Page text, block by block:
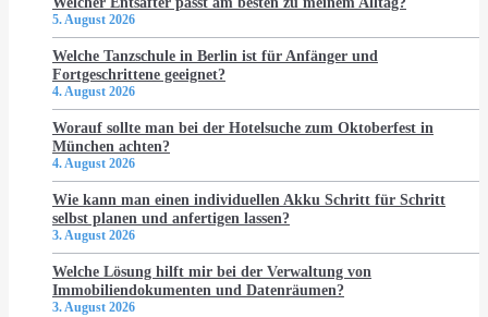
5. August 2026
Welche Tanzschule in Berlin ist für Anfänger und
Fortgeschrittene geeignet?
4. August 2026
Worauf sollte man bei der Hotelsuche zum Oktoberfest in
München achten?
4. August 2026
Wie kann man einen individuellen Akku Schritt für Schritt
selbst planen und anfertigen lassen?
3. August 2026
Welche Lösung hilft mir bei der Verwaltung von
Immobiliendokumenten und Datenräumen?
3. August 2026